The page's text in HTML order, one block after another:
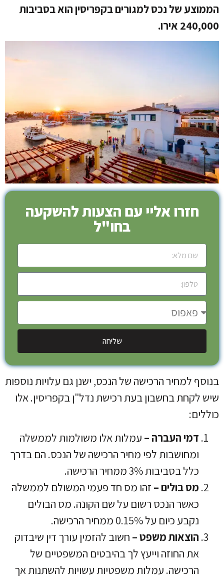
הממוצע של נכס למגורים בקפריסין הוא בסביבות
240,000 אירו.
חזרו אליי עם הצעות להשקעה
בחו"ל
שליחה
בנוסף למחיר הרכישה של הנכס, ישנן גם עלויות נוספות
שיש לקחת בחשבון בעת ​​רכישת נדל"ן בקפריסין. אלו
כוללים:
דמי העברה – עמלות אלו משולמות לממשלה
ומחושבות לפי מחיר הרכישה של הנכס. הם בדרך
כלל בסביבות 3% ממחיר הרכישה.
מס בולים – זהו מס חד פעמי המשולם לממשלה
כאשר הנכס רשום על שם הקונה. מס הבולים
נקבע כיום על 0.15% ממחיר הרכישה.
הוצאות משפט – חשוב להזמין עורך דין שיבדוק
את החוזה וייעץ לך בהיבטים המשפטיים של
הרכישה. עמלות משפטיות עשויות להשתנות אך